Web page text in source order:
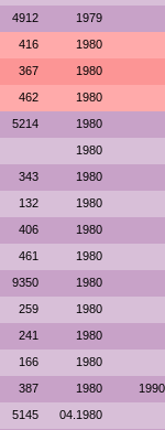
4912 1979
416 1980
367 1980
462 1980
5214 1980
1980
343 1980
132 1980
406 1980
461 1980
9350 1980
259 1980
241 1980
166 1980
387 1980 1990
5145 04.1980